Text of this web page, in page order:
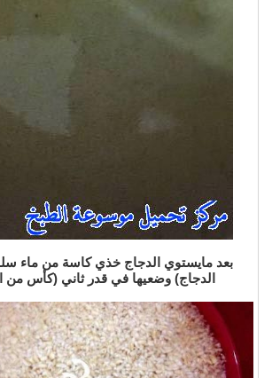
بعد مايستوي الدجاج خذي كاسة من ماء
الدجاج) وضعيها في قدر ثاني (كأس من